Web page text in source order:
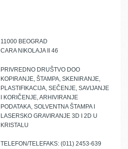
11000 BEOGRAD
CARA NIKOLAJA II 46
PRIVREDNO DRUŠTVO DOO
KOPIRANJE, ŠTAMPA, SKENIRANJE,
PLASTIFIKACIJA, SEČENJE, SAVIJANJE
I KORIČENJE, ARHIVIRANJE
PODATAKA, SOLVENTNA ŠTAMPA I
LASERSKO GRAVIRANJE 3D I 2D U
KRISTALU
TELEFON/TELEFAKS: (011) 2453-639